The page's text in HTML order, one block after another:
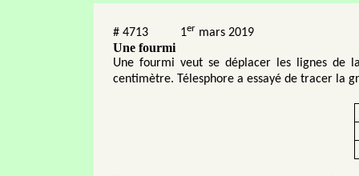
# 4713 1er mars 2019
Une fourmi
Une fourmi veut se déplacer les lignes de
centimètre. Télesphore a essayé de tracer la